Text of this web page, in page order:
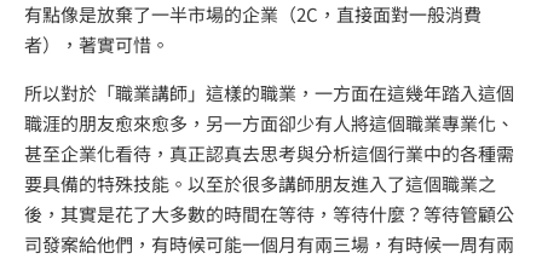
有點像是放棄了一半市場的企業（2C，直接面對一般消費
者），著實可惜。
所以對於「職業講師」這樣的職業，一方面在這幾年踏入這個
職涯的朋友愈來愈多，另一方面卻少有人將這個職業專業化、
甚至企業化看待，真正認真去思考與分析這個行業中的各種需
要具備的特殊技能。以至於很多講師朋友進入了這個職業之
後，其實是花了大多數的時間在等待，等待什麼？等待管顧公
司發案給他們，有時候可能一個月有兩三場，有時候一周有兩